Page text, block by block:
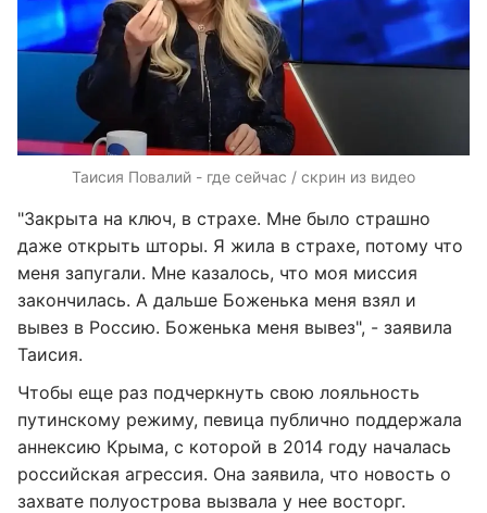
Таисия Повалий - где сейчас / скрин из видео
"Закрыта на ключ, в страхе. Мне было страшно
даже открыть шторы. Я жила в страхе, потому что
меня запугали. Мне казалось, что моя миссия
закончилась. А дальше Боженька меня взял и
вывез в Россию. Боженька меня вывез", - заявила
Таисия.
Чтобы еще раз подчеркнуть свою лояльность
путинскому режиму, певица публично поддержала
аннексию Крыма, с которой в 2014 году началась
российская агрессия. Она заявила, что новость о
захвате полуострова вызвала у нее восторг.